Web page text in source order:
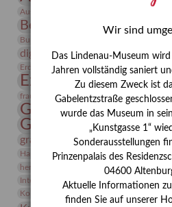
Ausstellung „Vier Winde“
Bernhard August von
Burg Posterstein
digitallabor Entartete Kunst
Erdmann Julius Dietrich
Erlebnisportal
Expressionismus Festrede
frauen Frauen in der Antike und
Gerhard-
Gerhard Altenbourg
grafische sammlung
Hanns-Conon von der Gabelentz
herman de vries Humboldt
Insekten
Integriertes Schädlingsmanagement
Kolosseum
Wir sind
Das Lindenau-Museum
Jahren vollständig saniert
Zu diesem Zweck ist
Gabelentzstraße
wurde das Museum in
„Kunstgasse 1“
Sonderausstellungen
Prinzenpalais des
04600
Aktuelle Informationen
finden Sie auf unserer